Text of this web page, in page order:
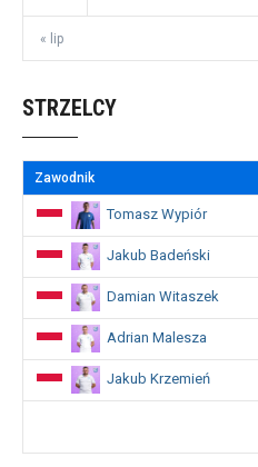
« lip
STRZELCY
Zawodnik
Tomasz Wypiór
Jakub Badeński
Damian Witaszek
Adrian Malesza
Jakub Krzemień